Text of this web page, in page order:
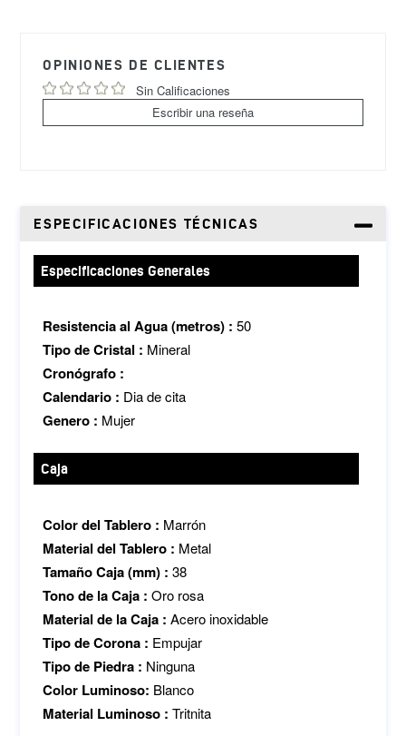
carrito
OPINIONES DE CLIENTES
Sin Calificaciones
Escribir una reseña
ESPECIFICACIONES TÉCNICAS
Especificaciones Generales
Resistencia al Agua (metros) :50
Tipo de Cristal : Mineral
Cronógrafo :
Calendario : Dia de cita
Genero : Mujer
Caja
Color del Tablero : Marrón
Material del Tablero : Metal
Tamaño Caja (mm) :38
Tono de la Caja :Oro rosa
Material de la Caja :Acero inoxidable
Tipo de Corona : Empujar
Tipo de Piedra : Ninguna
Color Luminoso: Blanco
Material Luminoso :Tritnita